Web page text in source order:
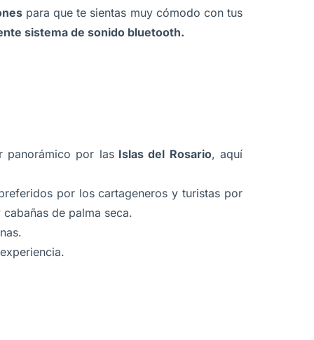
para que te sientas muy cómodo con tus
sistema de sonido bluetooth.
panorámico por lasIslas del Rosario, aquí
por los cartageneros y turistas por
de palma seca.